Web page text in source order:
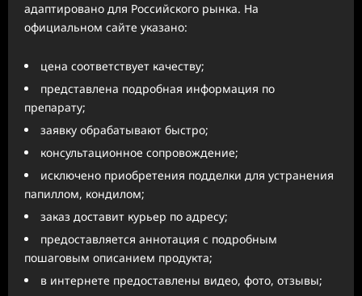
адаптировано для Российского рынка. На
официальном сайте указано:
цена соответствует качеству;
представлена подробная информация по
препарату;
заявку обрабатывают быстро;
консультационное сопровождение;
исключено приобретения подделки для устранения
папиллом, кондилом;
заказ доставит курьер по адресу;
предоставляется аннотация с подробным
пошаговым описанием продукта;
в интернете предоставлены видео, фото, отзывы;